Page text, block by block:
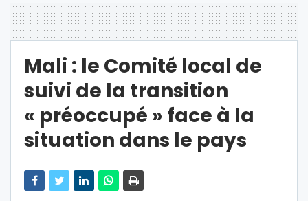
Mali : le Comité local de
suivi de la transition
« préoccupé » face à la
situation dans le pays